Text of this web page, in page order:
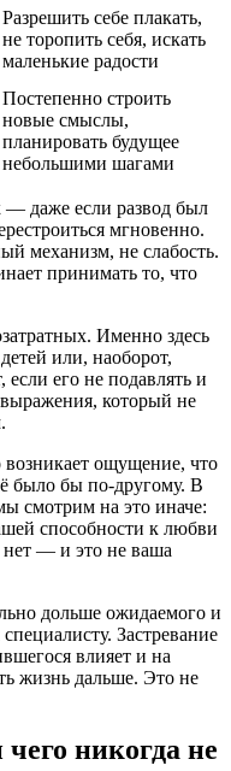
Разрешить себе плакать,
не торопить себя, искать
маленькие радости
Постепенно строить
новые смыслы,
планировать будущее
небольшими шагами
— даже если развод был
мгновенно.
механизм, не слабость.
принимать то, что
Именно здесь
или, наоборот,
если его не подавлять и
который не
ощущение, что
было бы по-другому. В
смотрим на это иначе:
способности к любви
— и это не ваша
дольше ожидаемого и
Застревание
влияет и на
жизнь дальше. Это не
никогда не